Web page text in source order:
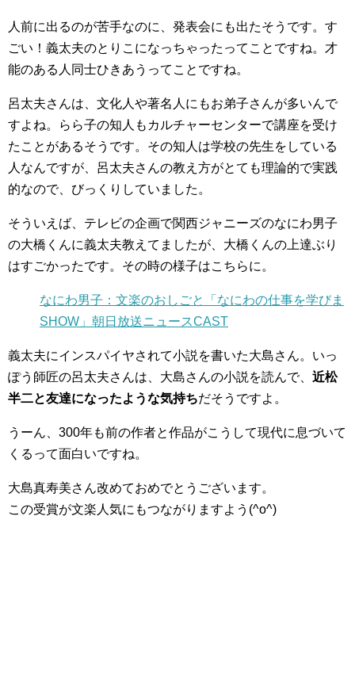
人前に出るのが苦手なのに、発表会にも出たそうです。す
ごい！義太夫のとりこになっちゃったってことですね。 才
能のある人同士ひきあうってことですね。
呂太夫さんは、文化人や著名人にもお弟子さんが多いんで
すよね。らら子の知人もカルチャーセンターで講座を受け
たことがあるそうです。その知人は学校の先生をしている
人なんですが、呂太夫さんの教え方がとても理論的で実践
的なので、びっくりしていました。
そういえば、テレビの企画で関西ジャニーズのなにわ男子
の大橋くんに義太夫教えてましたが、大橋くんの上達ぶり
はすごかったです。その時の様子はこちらに。
なにわ男子：文楽のおしごと「なにわの仕事を学びま
SHOW」朝日放送ニュースCAST
義太夫にインスパイヤされて小説を書いた大島さん。いっ
ぽう師匠の呂太夫さんは、大島さんの小説を読んで、 近松
半二と友達になったような気持ちだそうですよ。
うーん、300年も前の作者と作品がこうして現代に息づいて
くるって面白いですね。
大島真寿美さん改めておめでとうございます。
この受賞が文楽人気にもつながりますよう(^o^)